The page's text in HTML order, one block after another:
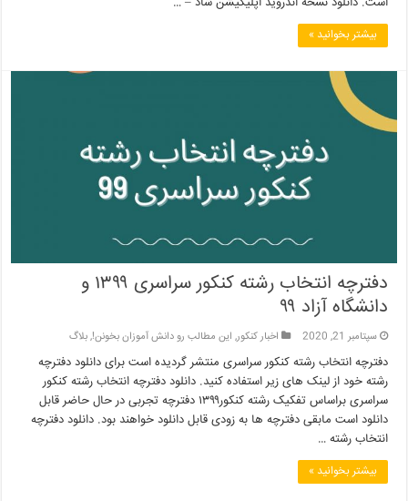
بیشتر بخوانید »
دفترچه انتخاب رشته کنکور سراسری ۱۳۹۹ و
دانشگاه آزاد ۹۹
سپتامبر 21, 2020 اخبار کنکور, این مطالب رو دانش آموزان بخونن!,بلاگ
دفترچه انتخاب رشته کنکور سراسری منتشر گردیده است برای دانلود دفترچه
رشته خود از لینک های زیر استفاده کنید. دانلود دفترچه انتخاب رشته کنکور
سراسری براساس تفکیک رشته کنکور۱۳۹۹ دفترچه تجربی در حال حاضر قابل
دانلود است مابقی دفترچه ها به زودی قابل دانلود خواهند بود. دانلود دفترچه
انتخاب رشته …
بیشتر بخوانید »